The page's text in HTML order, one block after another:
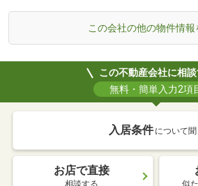
この会社の他の物件情報
この不動産会社に相
無料・簡単入力2項
入居条件 について聞
お店で直接
相談する 似